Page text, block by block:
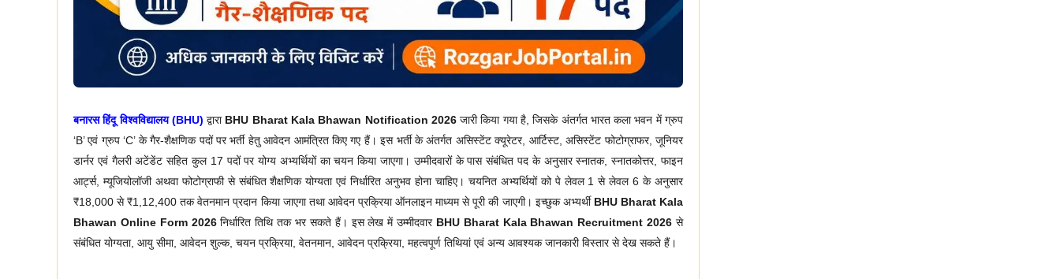
बनारस हिंदू विश्वविद्यालय (BHU) द्वारा BHU Bharat Kala Bhawan Notification 2026जारी किया गया है, जिसके अंतर्गत भारत कला भवन में ग्रुप
‘B’ एवं ग्रुप ‘C’ के गैर-शैक्षणिक पदों पर भर्ती हेतु आवेदन आमंत्रित किए गए हैं। इस भर्ती के अंतर्गत असिस्टेंट क्यूरेटर, आर्टिस्ट, असिस्टेंट फोटोग्राफर, जूनियर
डार्नर एवं गैलरी अटेंडेंट सहित कुल 17 पदों पर योग्य अभ्यर्थियों का चयन किया जाएगा। उम्मीदवारों के पास संबंधित पद के अनुसार स्नातक, स्नातकोत्तर, फाइन
आर्ट्स, म्यूजियोलॉजी अथवा फोटोग्राफी से संबंधित शैक्षणिक योग्यता एवं निर्धारित अनुभव होना चाहिए। चयनित अभ्यर्थियों को पे लेवल 1 से लेवल 6 के अनुसार
₹18,000 से ₹1,12,400 तक वेतनमान प्रदान किया जाएगा तथा आवेदन प्रक्रिया ऑनलाइन माध्यम से पूरी की जाएगी। इच्छुक अभ्यर्थी BHU Bharat Kala
Bhawan Online Form 2026निर्धारित तिथि तक भर सकते हैं। इस लेख में उम्मीदवार BHU Bharat Kala Bhawan Recruitment 2026 से
संबंधित योग्यता, आयु सीमा, आवेदन शुल्क, चयन प्रक्रिया, वेतनमान, आवेदन प्रक्रिया, महत्वपूर्ण तिथियां एवं अन्य आवश्यक जानकारी विस्तार से देख सकते हैं।